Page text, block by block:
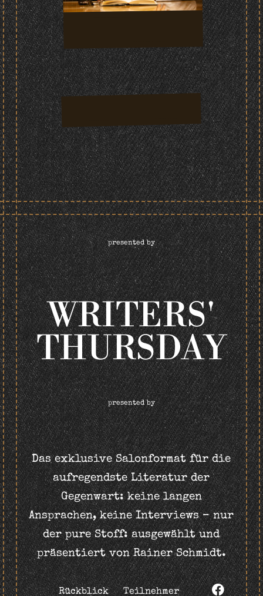
presented by
WRITERS'
THURSDAY
presented by
Das exklusive Salonformat für die
aufregendste Literatur der
Gegenwart: keine langen
Ansprachen, keine Interviews – nur
der pure Stoff: ausgewählt und
präsentiert von Rainer Schmidt.
Rückblick Teilnehmer